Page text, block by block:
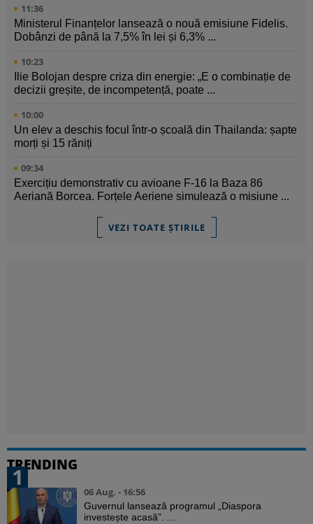
11:36
Ministerul Finanțelor lansează o nouă emisiune Fidelis.
Dobânzi de până la 7,5% în lei și 6,3% ...
10:23
Ilie Bolojan despre criza din energie: „E o combinație de
decizii greșite, de incompetență, poate ...
10:00
Un elev a deschis focul într-o școală din Thailanda: șapte
morți și 15 răniți
09:34
Exercițiu demonstrativ cu avioane F-16 la Baza 86
Aeriană Borcea. Forțele Aeriene simulează o misiune ...
VEZI TOATE ȘTIRILE
TRENDING
1
06 Aug. - 16:56
Guvernul lansează programul „Diaspora
investește acasă”. ...